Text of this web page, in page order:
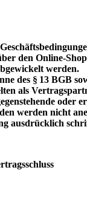
den
werden.
des § 13 BGB
als
oder
werden nicht
ausdrücklich